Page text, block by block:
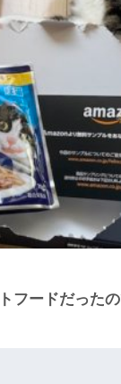
フードだった